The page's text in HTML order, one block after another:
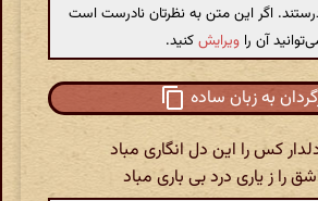
اگر این متن به نظرتان نادرست است
آن را ویرایشکنید.
به زبان ساده
کس را این دل انگاری مباد
را ز یاری درد بی باری مباد